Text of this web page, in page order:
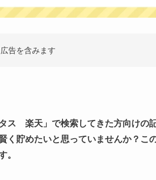
告を含みます
タス 楽天」で検索してきた方向けの
く貯めたいと思っていませんか？こ
。